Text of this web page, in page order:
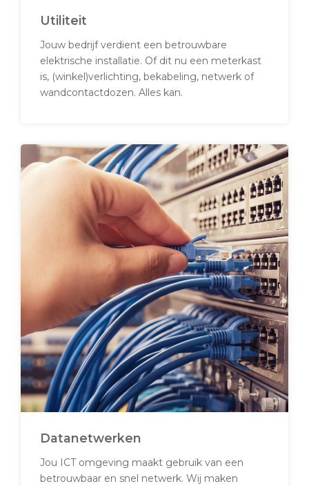
Utiliteit
Jouw bedrijf verdient een betrouwbare
elektrische installatie. Of dit nu een meterkast
is, (winkel)verlichting, bekabeling, netwerk of
wandcontactdozen. Alles kan.
Datanetwerken
Jou ICT omgeving maakt gebruik van een
betrouwbaar en snel netwerk. Wij maken